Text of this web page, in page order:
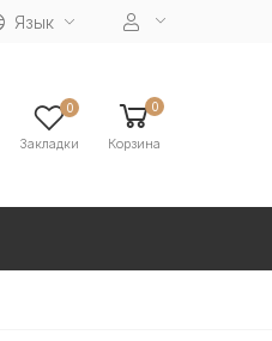
Язык
0
Закладки
0
Корзина